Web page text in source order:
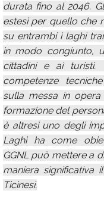
durata fino al 2046.
estesi per quello che
su entrambi i laghi
in modo congiunto,
cittadini e ai turisti.
competenze
sulla messa in
formazione del
è altresì uno degli
Laghi ha come
GGNL può mettere a
maniera significativa
Ticinesi.